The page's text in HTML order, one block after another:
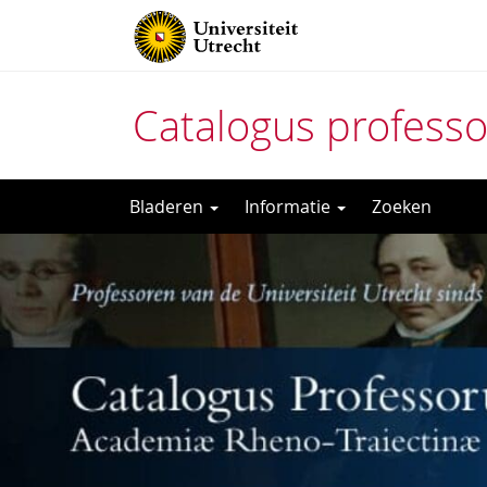
Catalogus
naar
het
inhoud
Bladeren Informatie Zoeken